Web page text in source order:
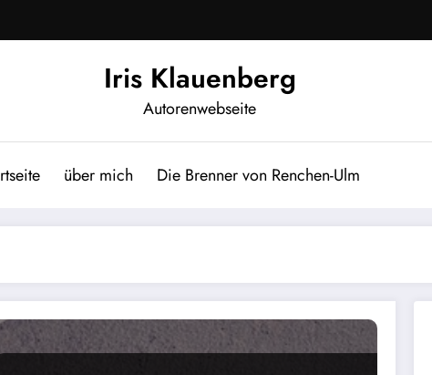
Iris Klauenberg
Autorenwebseite
über mich Die Brenner von Renchen-Ulm
Werke zu teilen!